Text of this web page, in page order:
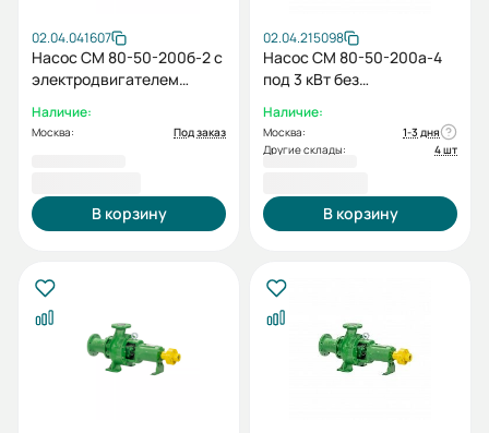
02.04.041607
Насос СМ 80-50-200б-2 с
электродвигателем
Наличие:
Москва: Под заказ
В корзину
02.04.215098
Насос СМ 80-50-200а-4
под 3 кВт без
рамы
Наличие:
Москва:
1-3 дня
Другие склады:
4 шт
В корзину